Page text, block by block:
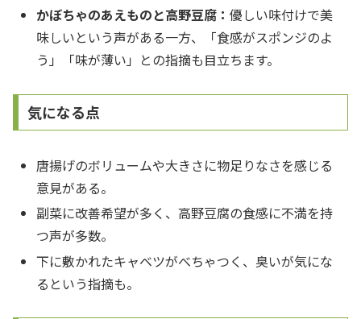
かぼちゃのあえものと高野豆腐：優しい味付けで美
味しいという声がある一方、「食感がスポンジのよ
う」「味が薄い」との指摘も目立ちます。
気になる点
唐揚げのボリュームや大きさに物足りなさを感じる
意見がある。
副菜に改善希望が多く、高野豆腐の食感に不満を持
つ声が多数。
下に敷かれたキャベツがべちゃつく、臭いが気にな
るという指摘も。